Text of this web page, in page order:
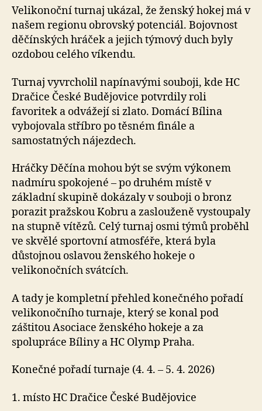
Velikonoční turnaj ukázal, že ženský hokej má v
našem regionu obrovský potenciál. Bojovnost
děčínských hráček a jejich týmový duch byly
ozdobou celého víkendu.
Turnaj vyvrcholil napínavými souboji, kde HC
Dračice České Budějovice potvrdily roli
favoritek a odvážejí si zlato. Domácí Bílina
vybojovala stříbro po těsném finále a
samostatných nájezdech.
Hráčky Děčína mohou být se svým výkonem
nadmíru spokojené – po druhém místě v
základní skupině dokázaly v souboji o bronz
porazit pražskou Kobru a zaslouženě vystoupaly
na stupně vítězů. Celý turnaj osmi týmů proběhl
ve skvělé sportovní atmosféře, která byla
důstojnou oslavou ženského hokeje o
velikonočních svátcích.
A tady je kompletní přehled konečného pořadí
velikonočního turnaje, který se konal pod
záštitou Asociace ženského hokeje a za
spolupráce Bíliny a HC Olymp Praha.
Konečné pořadí turnaje (4. 4. – 5. 4. 2026)
1. místo HC Dračice České Budějovice